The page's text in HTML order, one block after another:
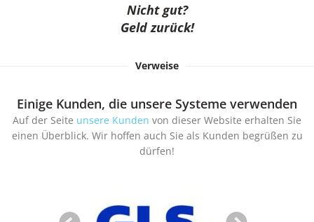
Nicht gut?
Geld zurück!
Verweise
Einige Kunden, die unsere Systeme verwenden
Auf der Seite unsere Kunden von dieser Website erhalten Sie
einen Überblick. Wir hoffen auch Sie als Kunden begrüßen zu
dürfen!